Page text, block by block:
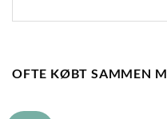
OFTE KØBT SAMMEN